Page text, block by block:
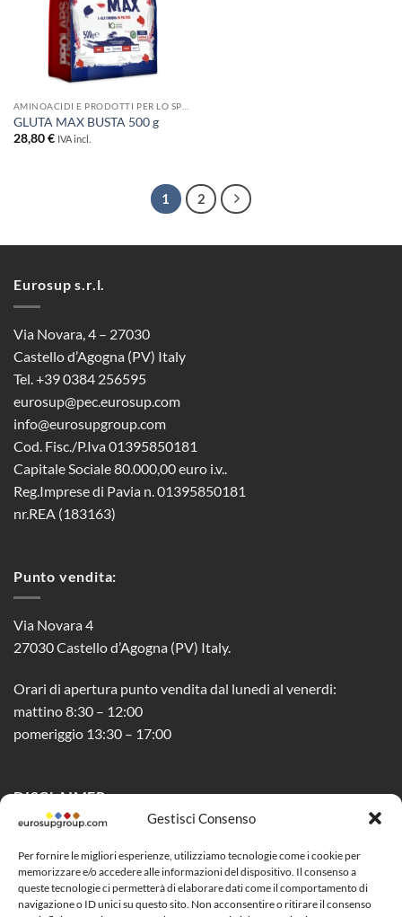
Gestisci Consenso
Per fornire le migliori esperienze, utilizziamo tecnologie come i cookie per
memorizzare e/o accedere alle informazioni del dispositivo. Il consenso a
queste tecnologie ci permetterà di elaborare dati come il comportamento di
navigazione o ID unici su questo sito. Non acconsentire o ritirare il consenso
GLUTA MAX BUSTA 500 g
28,80€ IVA incl.
1 2
Eurosup s.r.l.
Via Novara, 4 – 27030
Castello d’Agogna (PV) Italy
Tel. +39 0384 256595
eurosup@pec.eurosup.com
info@eurosupgroup.com
Cod. Fisc./P.Iva 01395850181
Capitale Sociale 80.000,00 euro i.v..
Reg.Imprese di Pavia n. 01395850181
nr.REA (183163)
Punto vendita:
Via Novara 4
27030 Castello d’Agogna (PV) Italy.
Orari di apertura punto vendita dal lunedi al venerdi:
mattino 8:30 – 12:00
pomeriggio 13:30 – 17:00
DISCLAIMER
Privacy Policy
Cookie Policy (UE)